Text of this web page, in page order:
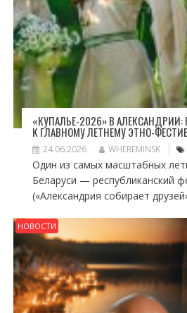
«КУПАЛЬЕ-2026» В АЛЕКСАНДРИИ:
К ГЛАВНОМУ ЛЕТНЕМУ ЭТНО-
24.06.2026 WHEREMINSK
Один из самых масштабных
Беларуси — республиканский
(«Александрия собирает
НОВОСТИ